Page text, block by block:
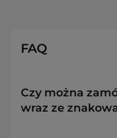
FAQ
Czy można
wraz ze